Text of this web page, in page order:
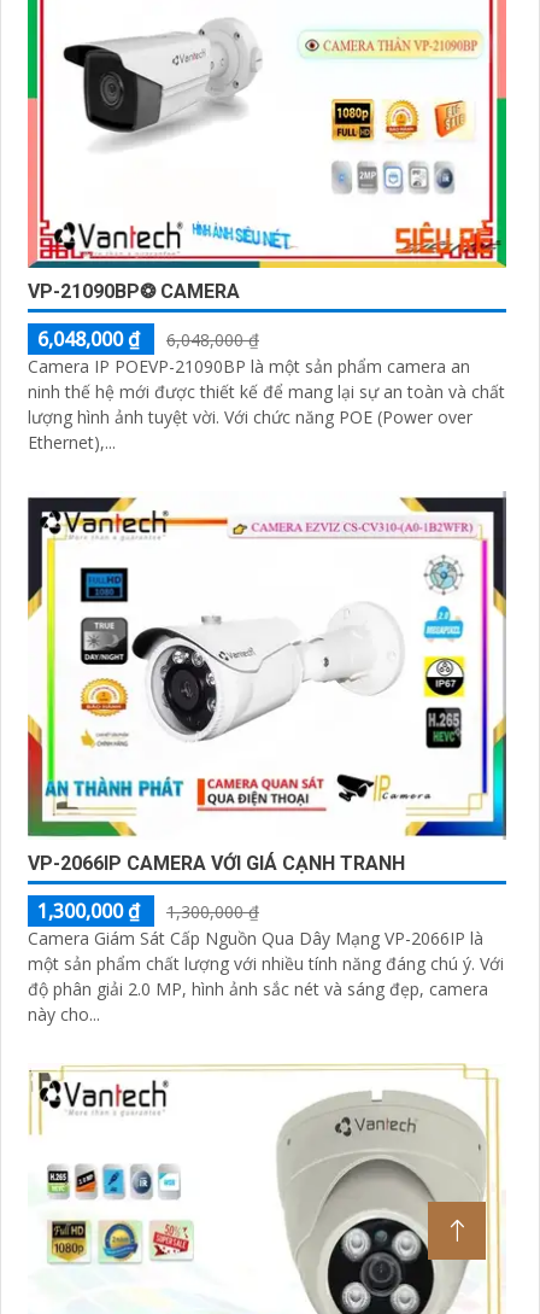
VP-21090BP❂ CAMERA
6,048,000 ₫
6,048,000 ₫
Camera IP POEVP-21090BP là một sản phẩm camera an
ninh thế hệ mới được thiết kế để mang lại sự an toàn và chất
lượng hình ảnh tuyệt vời. Với chức năng POE (Power over
Ethernet),...
VP-2066IP CAMERA VỚI GIÁ CẠNH TRANH
1,300,000 ₫
1,300,000 ₫
Camera Giám Sát Cấp Nguồn Qua Dây Mạng VP-2066IP là
một sản phẩm chất lượng với nhiều tính năng đáng chú ý. Với
độ phân giải 2.0 MP, hình ảnh sắc nét và sáng đẹp, camera
này cho...